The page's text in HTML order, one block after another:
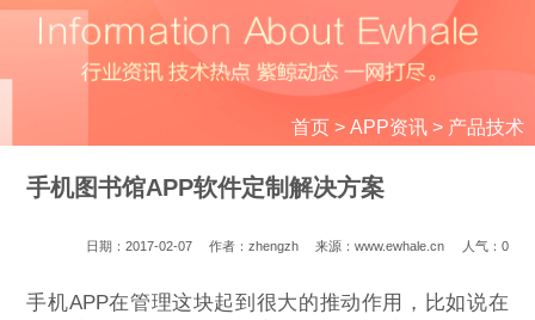
首页> APP资讯> 产品技术
手机图书馆APP软件定制解决方案
日期：2017-02-07 作者：zhengzh 来源：www.ewhale.cn 人气： 0
手机APP在管理这块起到很大的推动作用，比如说在